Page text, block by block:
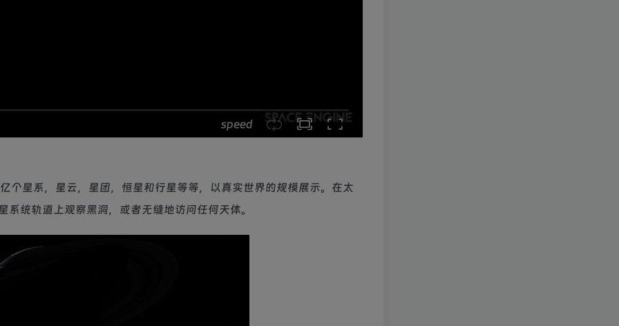
speed
个星系，星云，星团，恒星和行星等等，以真实世界的规模展示。在太
统轨道上观察黑洞，或者无缝地访问任何天体。